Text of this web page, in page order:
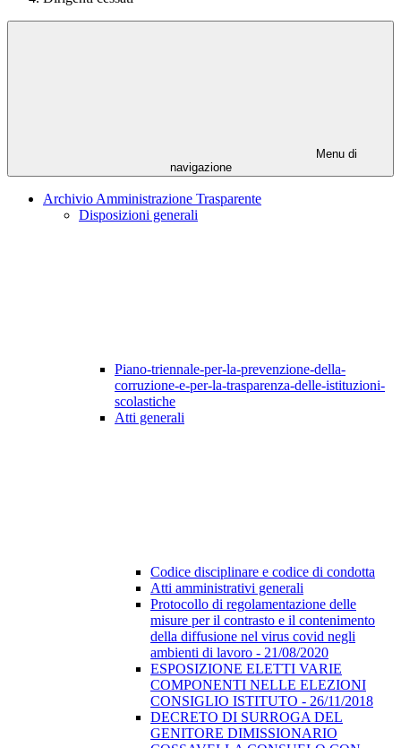
Menu di
navigazione
Archivio Amministrazione Trasparente
Disposizioni generali
Piano-triennale-per-la-prevenzione-della-
corruzione-e-per-la-trasparenza-delle-istituzioni-
scolastiche
Atti generali
Codice disciplinare e codice di condotta
Atti amministrativi generali
Protocollo di regolamentazione delle
misure per il contrasto e il contenimento
della diffusione nel virus covid negli
ambienti di lavoro - 21/08/2020
ESPOSIZIONE ELETTI VARIE
COMPONENTI NELLE ELEZIONI
CONSIGLIO ISTITUTO - 26/11/2018
DECRETO DI SURROGA DEL
GENITORE DIMISSIONARIO